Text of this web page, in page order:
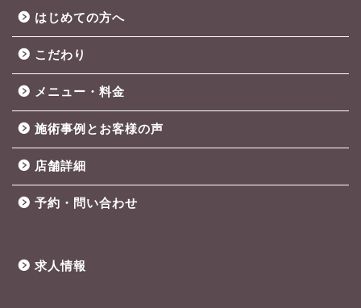
はじめての方へ
こだわり
メニュー・料金
施術事例とお客様の声
店舗詳細
予約・問い合わせ
求人情報